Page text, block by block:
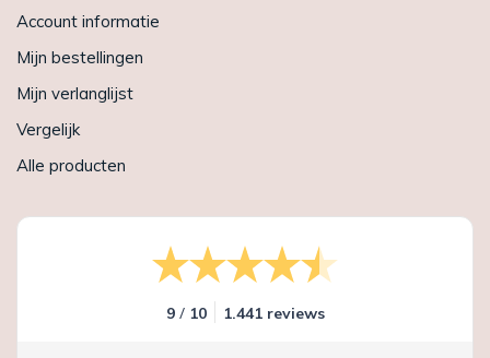
Account informatie
Mijn bestellingen
Mijn verlanglijst
Vergelijk
Alle producten
9 / 10 1.441 reviews